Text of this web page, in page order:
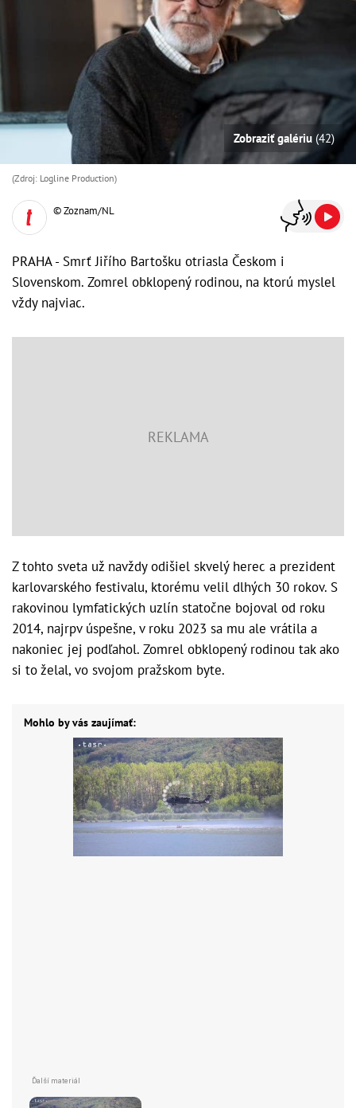
Zobraziť galériu (42)
(Zdroj: Logline Production)
© Zoznam/NL
PRAHA - Smrť Jiřího Bartošku otriasla Českom i
Slovenskom. Zomrel obklopený rodinou, na ktorú myslel
vždy najviac.
Z tohto sveta už navždy odišiel skvelý herec a prezident
karlovarského festivalu, ktorému velil dlhých 30 rokov. S
rakovinou lymfatických uzlín statočne bojoval od roku
2014, najrpv úspešne, v roku 2023 sa mu ale vrátila a
nakoniec jej podľahol. Zomrel obklopený rodinou tak ako
si to želal, vo svojom pražskom byte.
Mohlo by vás zaujímať: